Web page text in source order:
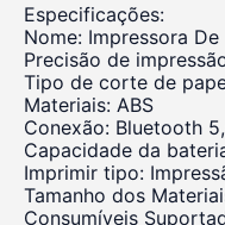
Especificações:
Nome: Impressora
Precisão de
Tipo de corte de
Materiais: ABS
Conexão: Bluetooth
Capacidade da
Imprimir tipo:
Tamanho dos
Consumíveis